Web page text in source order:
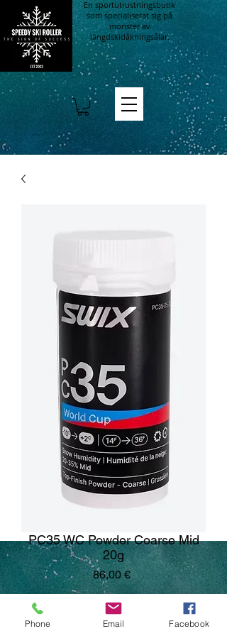
En sportutrustningsbutik
som specialiserat sig på
mönster av
längdskidåkningsålar.
PC35 WC Powder Coarse Mid
20g
86,00 €Pris
Antal
Phone Email Facebook